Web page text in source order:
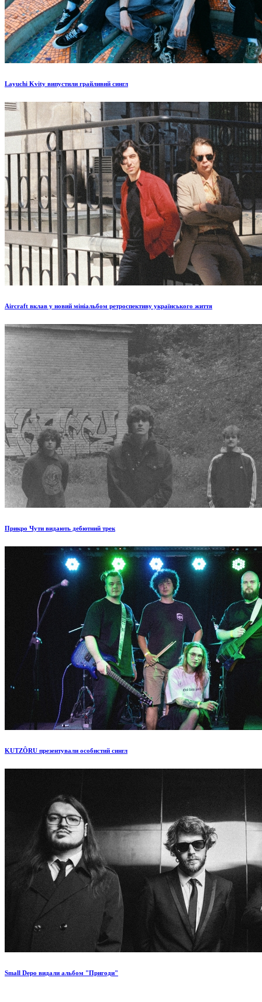
Layuchi Kvity випустили грайливий сингл
Aircraft вклав у новий мініальбом ретроспективу українського життя
Прикро Чути видають дебютний трек
KUTZÔRU презентували особистий сингл
Small Depo видали альбом "Пригоди"